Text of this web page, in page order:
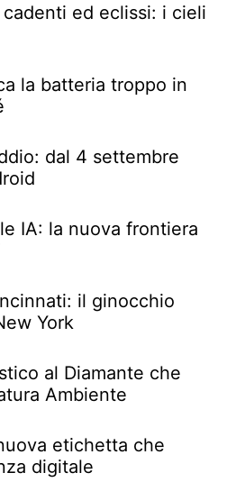
ed eclissi: i cieli
la batteria troppo in
dal 4 settembre
IA: la nuova frontiera
il ginocchio
York
al Diamante che
Ambiente
etichetta che
digitale